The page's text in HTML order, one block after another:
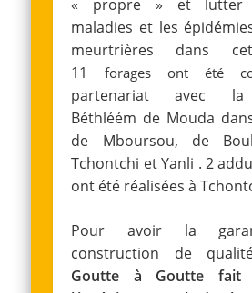
« propre » et lutter
maladies et les
meurtrières dans
11
forages ont été
partenariat avec la
Béthléém de Mouda
de Mboursou, de
Tchontchi et Yanli . 2
ont été réalisées à
Pour avoir la
construction de
Goutte à Goutte fait